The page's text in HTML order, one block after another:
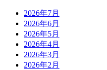
2026年7月
2026年6月
2026年5月
2026年4月
2026年3月
2026年2月